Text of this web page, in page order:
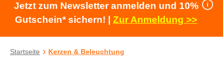
Jetzt zum Newsletter anmelden und 10%
Gutschein* sichern! | Zur Anmeldung >>
Startseite Kerzen & Beleuchtung